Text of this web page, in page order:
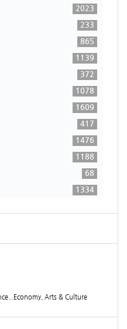
2023
233
865
1139
372
1078
1609
417
1476
1188
68
1334
Arts & Culture